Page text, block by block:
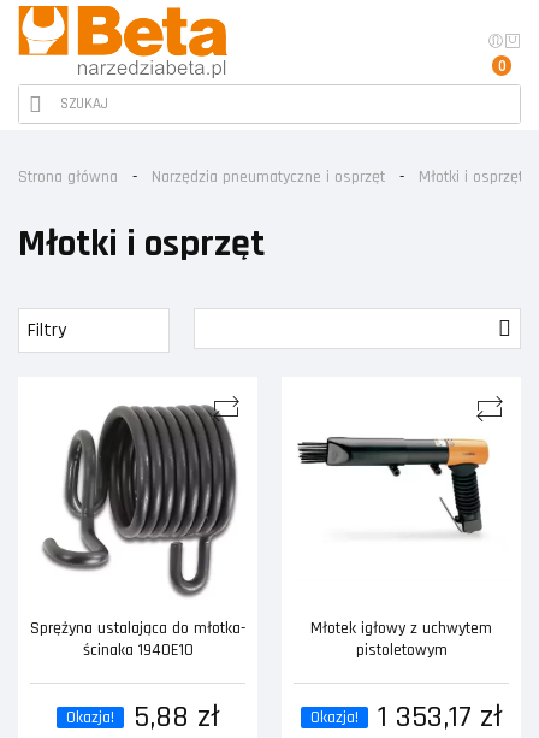
0
Strona główna Narzędzia pneumatyczne i osprzęt Młotki i osprzęt
Młotki i osprzęt
Filtry
Sprężyna ustalająca do młotka-
ścinaka 1940E10
Okazja! 5,88 zł
Młotek igłowy z uchwytem
pistoletowym
Okazja! 1 353,17 zł